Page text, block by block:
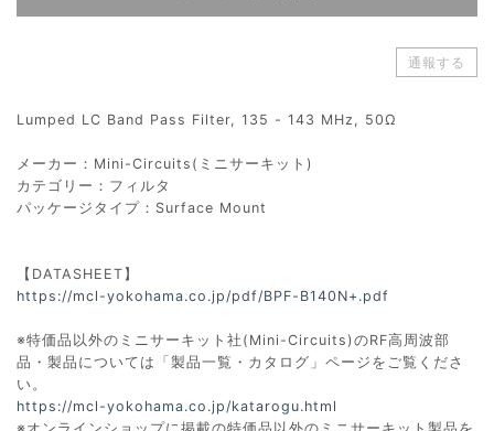
通報する
Lumped LC Band Pass Filter, 135 - 143 MHz, 50Ω
メーカー：Mini-Circuits(ミニサーキット)
カテゴリー：フィルタ
パッケージタイプ：Surface Mount
【DATASHEET】
https://mcl-yokohama.co.jp/pdf/BPF-B140N+.pdf
※特価品以外のミニサーキット社(Mini-Circuits)のRF高周波部
品・製品については「製品一覧・カタログ」ページをご覧くださ
い。
https://mcl-yokohama.co.jp/katarogu.html